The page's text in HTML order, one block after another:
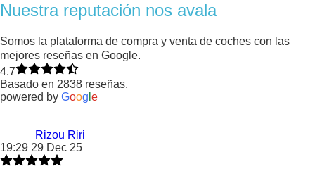
Nuestra reputación nos avala
Somos la plataforma de compra y venta de coches con las
mejores reseñas en Google.
4.7
Basado en 2838 reseñas.
powered by Goog e
Rizou Riri
19:29 29 Dec 25